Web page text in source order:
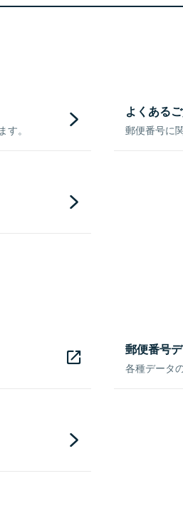
。
よくある
郵便番号に
郵便番号
各種データ